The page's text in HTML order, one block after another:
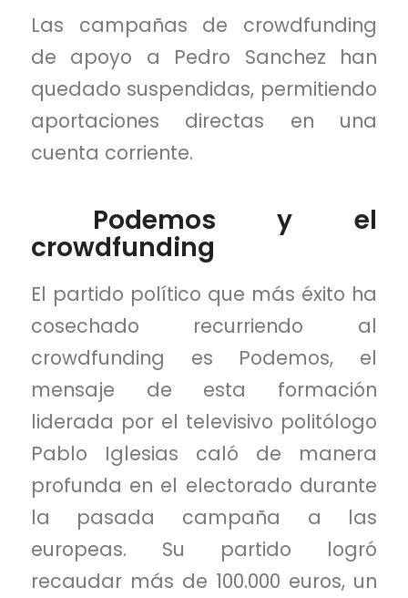
Las campañas de crowdfunding
de apoyo a Pedro Sanchez han
quedado suspendidas, permitiendo
aportaciones directas en una
cuenta corriente.
Podemos y el
crowdfunding
El partido político que más éxito ha
cosechado recurriendo al
crowdfunding es Podemos, el
mensaje de esta formación
liderada por el televisivo politólogo
Pablo Iglesias caló de manera
profunda en el electorado durante
la pasada campaña a las
europeas. Su partido logró
recaudar más de 100.000 euros, un